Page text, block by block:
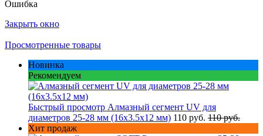
Ошибка
Закрыть окно
Просмотренные товары
Новинка
Рекомендуем
Быстрый просмотр Алмазный сегмент UV для
диаметров 25-28 мм (16х3.5х12 мм) 110 руб. 110 руб.
Хит продаж